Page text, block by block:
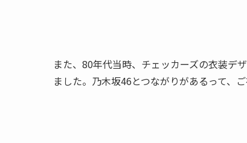
また、80年代当時、チェッカーズの衣装デ
ました。乃木坂46とつながりがあるって、